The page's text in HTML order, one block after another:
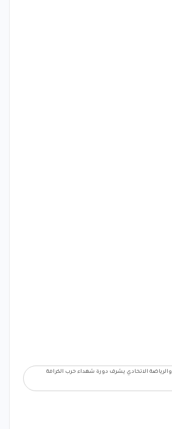
والرياضة الاتحادي يشرف دورة شهداء حرب الكرامة